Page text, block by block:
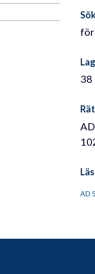
38
AD